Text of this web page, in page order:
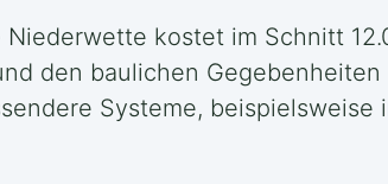
kostet im Schnitt
den baulichen
Systeme, beispielsweise